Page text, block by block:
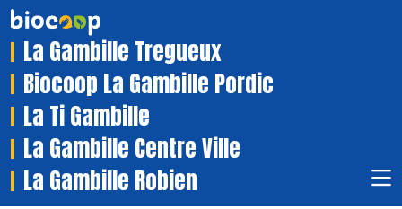
La Gambille Tregueux
Biocoop La Gambille Pordic
La Ti Gambille
La Gambille Centre Ville
La Gambille Robien